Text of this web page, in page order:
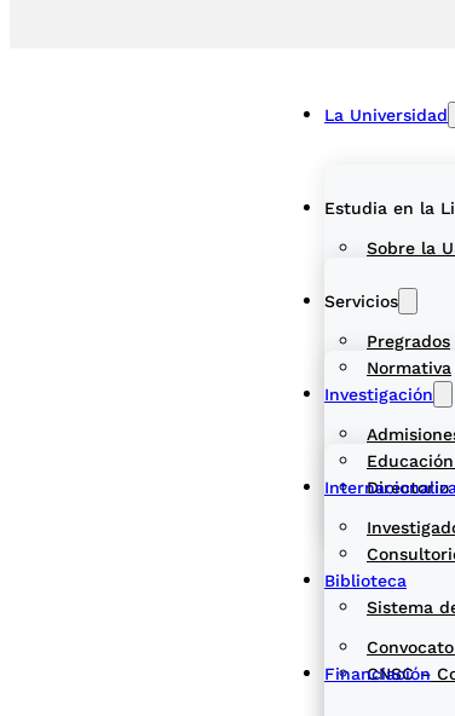
La Universidad
Sobre la
Normativa
Directorio
Sistema
Estudia en la
Pregrados
Servicios
CNSC –
Investigación
Biblioteca
Financiación